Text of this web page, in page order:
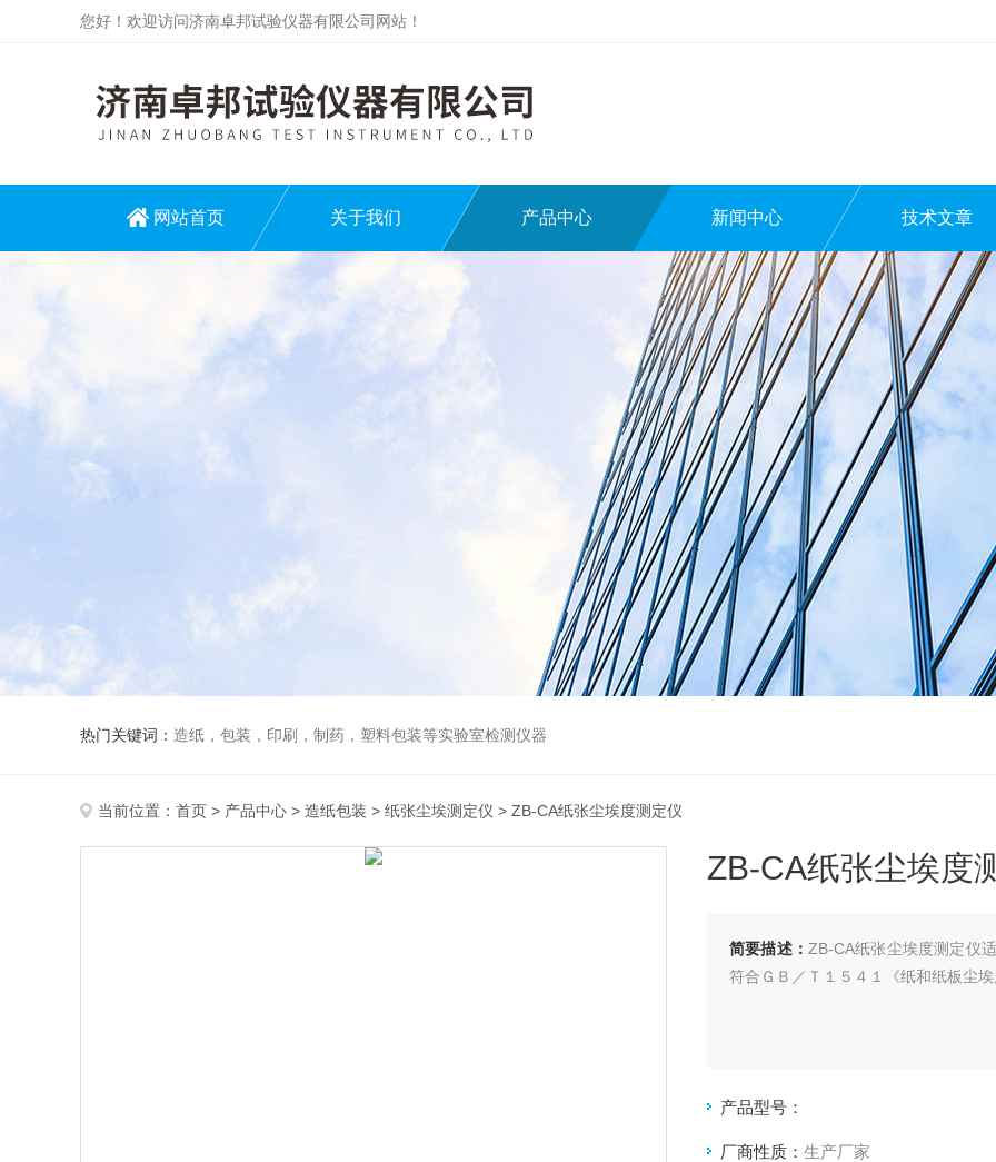
您好！欢迎访问济南卓邦试验仪器有限公司网站！
网站首页 关于我们 产品中心 新闻中心 技术文章
热门关键词： 造纸，包装，印刷，制药，塑料包装等实验室检测仪器
当前位置： 首页 > 产品中心 > 造纸包装 > 纸张尘埃测定仪 > ZB-CA纸张尘埃度测定仪
ZB-CA纸张尘埃度
简要描述： ZB-CA纸张尘埃度测定仪
符合ＧＢ／Ｔ１５４１《纸和纸板尘
产品型号：
厂商性质： 生产厂家